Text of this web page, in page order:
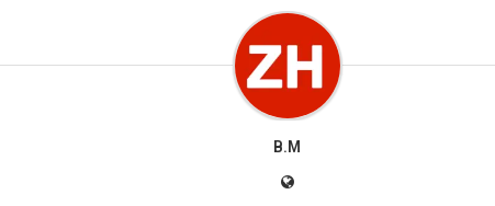
B.M